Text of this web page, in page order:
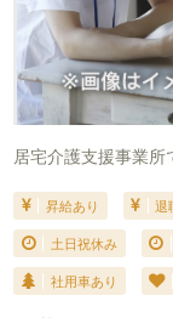
居宅介護支援事業
昇給あり 退
土日祝休み
社用車あり